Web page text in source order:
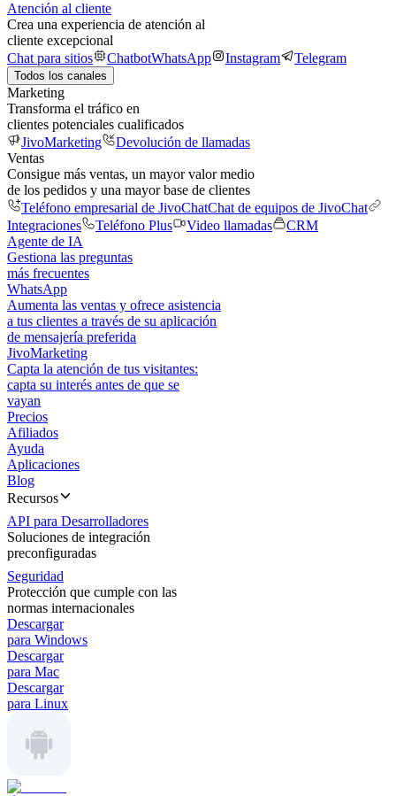
Atención al cliente
Crea una experiencia de atención al
cliente excepcional
Chat para sitios
ChatbotWhatsApp Instagram Telegram
Todos los canales
Marketing
Transforma el tráfico en
clientes potenciales cualificados
JivoMarketing
Devolución de llamadas
Ventas
Consigue más ventas, un mayor valor medio
de los pedidos y una mayor base de clientes
Teléfono empresarial de JivoChatChat de equipos de JivoChat
Integraciones
Teléfono Plus Video llamadas
CRM
Agente de IA
Gestiona las preguntas
más frecuentes
WhatsApp
Aumenta las ventas y ofrece asistencia
a tus clientes a través de su aplicación
de mensajería preferida
JivoMarketing
Capta la atención de tus visitantes:
capta su interés antes de que se
vayan
Precios
Afiliados
Ayuda
Aplicaciones
Blog
Recursos
API para Desarrolladores
Soluciones de integración
preconfiguradas
Seguridad
Protección que cumple con las
normas internacionales
Descargar
para Windows
Descargar
para Mac
Descargar
para Linux